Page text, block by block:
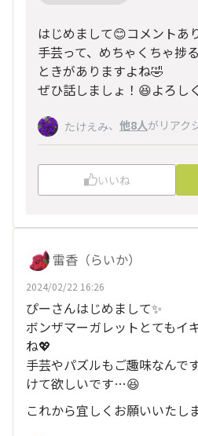
はじめまして😊コメントあ
手芸って、めちゃくちゃ捗
ときがありますよね🤣
ぜひ話しましょ！😆よろし
たけえみ、 他8人がリアク
いいね
雷香（らいか）
2024/02/22 16:26
ぴーさんはじめまして✨
ボンザマーガレットとてもイ
ね💖
手芸やパズルもご趣味なん
けて欲しいです…😆
これから宜しくお願いいたし